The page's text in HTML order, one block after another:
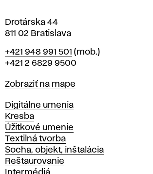
Drotárska 44
811 02 Bratislava
Telefón
+421 948 991 501 (mob.)
+421 2 6829 9500
Mapa
Zobraziť na mape
Katedry
Digitálne umenia
Kresba
Úžitkové umenie
Textilná tvorba
Socha, objekt, inštalácia
Reštaurovanie